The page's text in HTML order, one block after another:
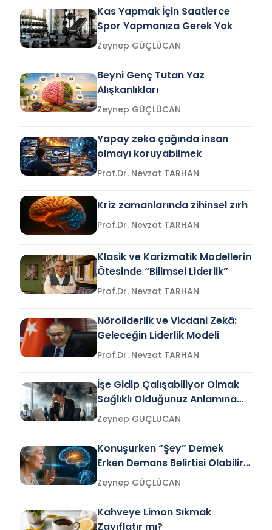
Kas Yapmak İçin Saatlerce
Spor Yapmanıza Gerek Yok
Zeynep GÜÇLÜCAN
Beyni Genç Tutan Yaz
Alışkanlıkları
Zeynep GÜÇLÜCAN
Yapay zeka çağında insan
olmayı koruyabilmek
Prof.Dr. Nevzat TARHAN
Kriz zamanlarında zihinsel zırh
Prof.Dr. Nevzat TARHAN
Klasik ve Karizmatik Modellerin
Ötesinde “Bilimsel Liderlik”
Prof.Dr. Nevzat TARHAN
Nöroliderlik ve Vicdani Zekâ:
Geleceğin Liderlik Modeli
Prof.Dr. Nevzat TARHAN
İşe Gidip Çalışabiliyor Olmak
Sağlıklı Olduğunuz Anlamına
Gelir mi?Zeynep GÜÇLÜCAN
Konuşurken “Şey” Demek
Erken Demans Belirtisi Olabilir
mi?
Zeynep GÜÇLÜCAN
Kahveye Limon Sıkmak
Zayıflatır mı?